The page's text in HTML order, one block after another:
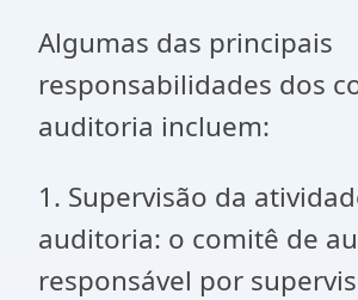
Algumas das principais
responsabilidades dos
auditoria incluem:
1. Supervisão da
auditoria: o comitê de
responsável por